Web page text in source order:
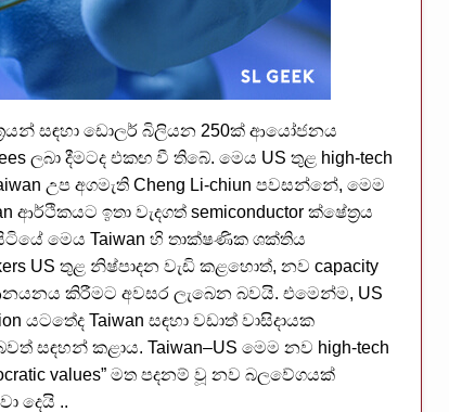
සඳහා ඩොලර් බිලියන 250ක් ආයෝජනය
ලබා දීමටද එකඟ වී තිබේ. මෙය US තුළ high-tech
උප අගමැති Cheng Li-chiun පවසන්නේ, මෙම
ඉතා වැදගත් semiconductor ක්ෂේත්‍රය
මෙය Taiwan හි තාක්ෂණික ශක්තිය
US තුළ නිෂ්පාදන වැඩි කළහොත්, නව capacity
කිරීමට අවසර ලැබෙන බවයි. එමෙන්ම, US
යටතේද Taiwan සඳහා වඩාත් වාසිදායක
සඳහන් කළාය. Taiwan–US මෙම නව high-tech
values” මත පදනම් වූ නව බලවේගයක්
දෙයි ..